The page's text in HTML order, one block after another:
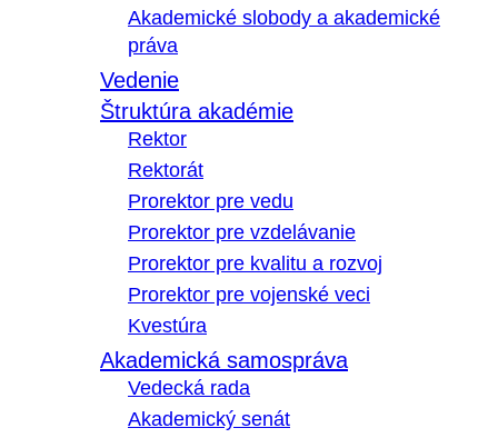
Akademické slobody a akademické
práva
Vedenie
Štruktúra akadémie
Rektor
Rektorát
Prorektor pre vedu
Prorektor pre vzdelávanie
Prorektor pre kvalitu a rozvoj
Prorektor pre vojenské veci
Kvestúra
Akademická samospráva
Vedecká rada
Akademický senát